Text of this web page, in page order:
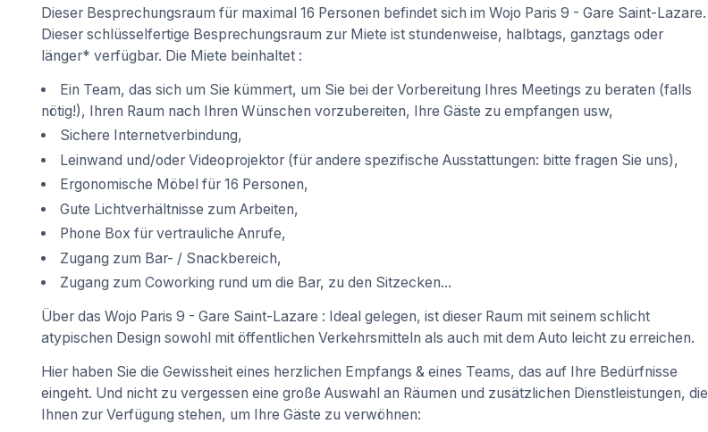
Dieser Besprechungsraum für maximal 16 Personen befindet sich im Wojo Paris 9 - Gare Saint-Lazare.
Dieser schlüsselfertige Besprechungsraum zur Miete ist stundenweise, halbtags, ganztags oder
länger* verfügbar. Die Miete beinhaltet :
Ein Team, das sich um Sie kümmert, um Sie bei der Vorbereitung Ihres Meetings zu beraten (falls
nötig!), Ihren Raum nach Ihren Wünschen vorzubereiten, Ihre Gäste zu empfangen usw,
Sichere Internetverbindung,
Leinwand und/oder Videoprojektor (für andere spezifische Ausstattungen: bitte fragen Sie uns),
Ergonomische Möbel für 16 Personen,
Gute Lichtverhältnisse zum Arbeiten,
Phone Box für vertrauliche Anrufe,
Zugang zum Bar- / Snackbereich,
Zugang zum Coworking rund um die Bar, zu den Sitzecken...
Über das Wojo Paris 9 - Gare Saint-Lazare : Ideal gelegen, ist dieser Raum mit seinem schlicht
atypischen Design sowohl mit öffentlichen Verkehrsmitteln als auch mit dem Auto leicht zu erreichen.
Hier haben Sie die Gewissheit eines herzlichen Empfangs & eines Teams, das auf Ihre Bedürfnisse
eingeht. Und nicht zu vergessen eine große Auswahl an Räumen und zusätzlichen Dienstleistungen, die
Ihnen zur Verfügung stehen, um Ihre Gäste zu verwöhnen: